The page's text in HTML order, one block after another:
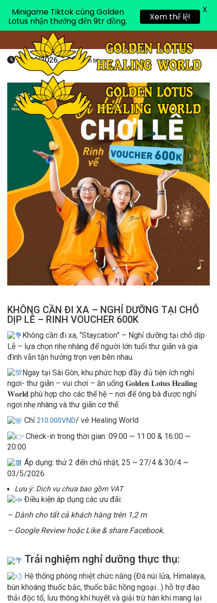
28/04/2026 / Quản trị
KHÔNG CẦN ĐI XA – NGHỈ DƯỠNG TẠI CHỖ
DỊP LỄ – RINH VOUCHER 600K
Không cần đi xa, “Staycation” – Nghỉ dưỡng tại chỗ dịp
Lễ – lựa chọn nhẹ nhàng để người lớn tuổi thư giãn và gia
đình vẫn tận hưởng trọn vẹn bên nhau.
Ngay tại Sài Gòn, khu phức hợp đầy đủ tiện ích nghỉ
ngơi- thư giãn – vui chơi – ăn uống 𝐆𝐨𝐥𝐝𝐞𝐧 𝐋𝐨𝐭𝐮𝐬 𝐇𝐞𝐚𝐥𝐢𝐧𝐠
𝐖𝐨𝐫𝐥𝐝 phù hợp cho các thế hệ – nơi để ông bà được nghỉ
ngơi nhẹ nhàng và thư giãn cơ thể.
Chỉ 210.000VND/ vé Healing World
Check-in trong thời gian: 09:00 ~ 11:00 & 16:00 ~
20:00
Áp dụng: thứ 2 đến chủ nhật, 25 ~ 27/4 & 30/4 ~
03/5/2026
Lưu ý: Dịch vụ chưa bao gồm VAT
Điều kiện áp dụng các ưu đãi:
– Dành cho tất cả khách hàng trên 1,2 m
– Google Review hoặc Like & share Facebook.
Trải nghiệm nghỉ dưỡng thực thụ:
Hệ thống phòng nhiệt chức năng (Đá núi lửa, Himalaya,
bùn khoáng thuốc bắc, thuốc bắc hồng ngoại…) hỗ trợ đào
thải độc tố, lưu thông khí huyết và giải trừ hàn khí mang lại
Minigame Tiktok cùng Golden
Lotus nhận thưởng đến 9tr đồng.
Xem thể lệ!
X